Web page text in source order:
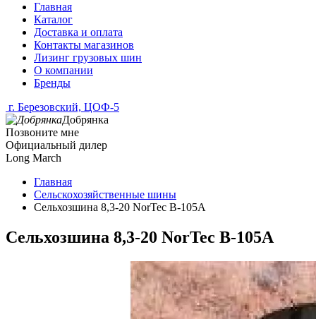
Главная
Каталог
Доставка и оплата
Контакты магазинов
Лизинг грузовых шин
О компании
Бренды
г. Березовский, ЦОФ-5
Добрянка
Позвоните мне
Официальный дилер
Long March
Главная
Сельскохозяйственные шины
Сельхозшина 8,3-20 NorTec В-105А
Сельхозшина 8,3-20 NorTec В-105А